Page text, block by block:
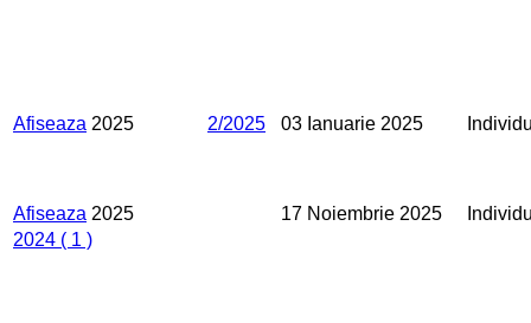
Afiseaza 2025 2/2025 03 Ianuarie 2025
Afiseaza 2025 17 Noiembrie 2025
2024 ( 1 )